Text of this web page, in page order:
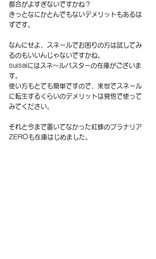
都合がよすぎないですかね？
きっとなにかとんでもないデメリットもあるは
ずです。
なんにせよ、スネールでお困りの方は試してみ
るのもいいんじゃないですかね。
suisaiにはスネ～ルバスターの在庫がございま
す。
使い方もとても簡単ですので、来世でスネール
に転生するくらいのデメリットは覚悟で使って
みてください。
それと今まで置いてなかった紅蜂のプラナリア
ZEROも在庫はじめました。